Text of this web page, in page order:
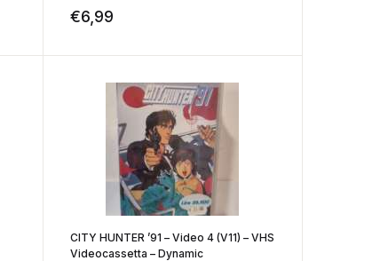
€6,99
CITY HUNTER ’91 – Video 4 (V11) – VHS
Videocassetta – Dynamic